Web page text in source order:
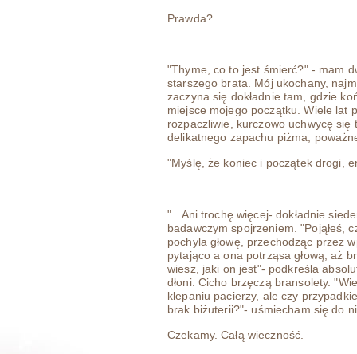
Prawda?
"Thyme, co to jest śmierć?" - mam
starszego brata. Mój ukochany,
zaczyna się dokładnie tam, gdzie
miejsce mojego początku. Wiele lat
rozpaczliwie, kurczowo uchwycę się
delikatnego zapachu piżma,
"Myślę, że koniec i początek drogi,
"...Ani trochę więcej- dokładnie
badawczym spojrzeniem. "Pojąłeś,
pochyla głowę, przechodząc przez
pytająco a ona potrząsa głową, aż
wiesz, jaki on jest"- podkreśla
dłoni. Cicho brzęczą bransolety.
klepaniu pacierzy, ale czy
brak biżuterii?"- uśmiecham się do
Czekamy. Całą wieczność.